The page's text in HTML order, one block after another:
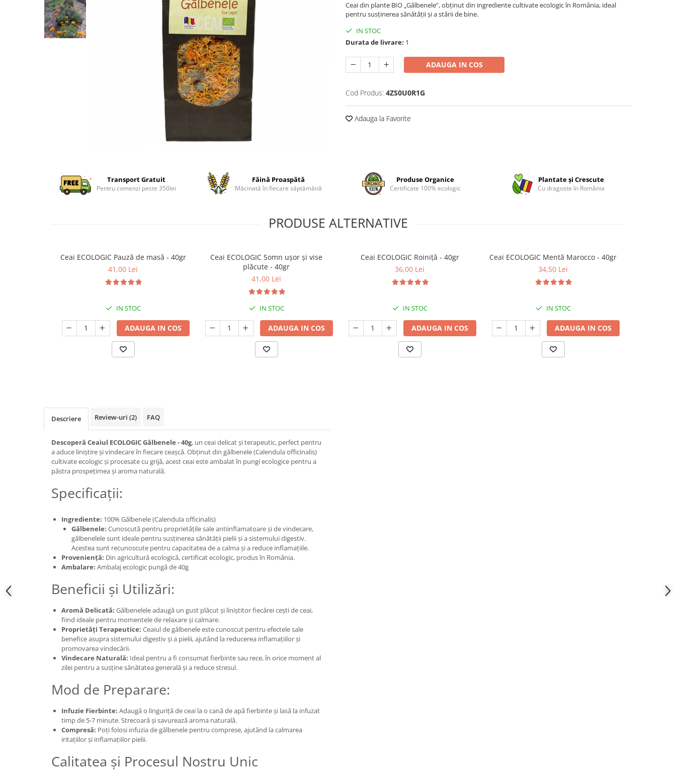
Ceai din plante BIO „Gălbenele”, obținut din ingrediente cultivate ecologic în România, ideal
pentru susținerea sănătății și a stării de bine.
IN STOC
Durata de livrare: 1
ADAUGA IN COS
Cod Produs: 4ZS0U0R1G
Adauga la Favorite
Transport Gratuit
Pentru comenzi peste 350lei
Făină Proaspătă
Măcinată în fiecare săptămână
Produse Organice
Certificate 100% ecologic
Plantate și Crescute
Cu dragoste în România
PRODUSE ALTERNATIVE
Ceai ECOLOGIC Pauză de masă - 40gr
41,00 Lei
IN STOC
ADAUGA IN COS
Ceai ECOLOGIC Somn ușor și vise
plăcute - 40gr
41,00 Lei
IN STOC
ADAUGA IN COS
Ceai ECOLOGIC Roiniță - 40gr
36,00 Lei
IN STOC
ADAUGA IN COS
Ceai ECOLOGIC Mentă Marocco - 40gr
34,50 Lei
IN STOC
ADAUGA IN COS
Descriere Review-uri (2) FAQ
Descoperă Ceaiul ECOLOGIC Gălbenele - 40g, un ceai delicat și terapeutic, perfect pentru
a aduce liniștire și vindecare în fiecare ceașcă. Obținut din gălbenele (Calendula officinalis)
cultivate ecologic și procesate cu grijă, acest ceai este ambalat în pungi ecologice pentru a
păstra prospețimea și aroma naturală.
Specificații:
Ingrediente: 100% Gălbenele (Calendula officinalis)
Gălbenele: Cunoscută pentru proprietățile sale antiinflamatoare și de vindecare,
gălbenelele sunt ideale pentru susținerea sănătății pielii și a sistemului digestiv.
Acestea sunt recunoscute pentru capacitatea de a calma și a reduce inflamațiile.
Proveniență: Din agricultură ecologică, certificat ecologic, produs în România.
Ambalare: Ambalaj ecologic pungă de 40g
Beneficii și Utilizări:
Aromă Delicată: Gălbenelele adaugă un gust plăcut și liniștitor fiecărei cești de ceai,
fiind ideale pentru momentele de relaxare și calmare.
Proprietăți Terapeutice: Ceaiul de gălbenele este cunoscut pentru efectele sale
benefice asupra sistemului digestiv și a pielii, ajutând la reducerea inflamațiilor și
promovarea vindecării.
Vindecare Naturală: Ideal pentru a fi consumat fierbinte sau rece, în orice moment al
zilei pentru a susține sănătatea generală și a reduce stresul.
Mod de Preparare:
Infuzie Fierbinte: Adaugă o linguriță de ceai la o cană de apă fierbinte și lasă la infuzat
timp de 5-7 minute. Strecoară și savurează aroma naturală.
Compresă: Poți folosi infuzia de gălbenele pentru comprese, ajutând la calmarea
iritațiilor și inflamațiilor pielii.
Calitatea și Procesul Nostru Unic